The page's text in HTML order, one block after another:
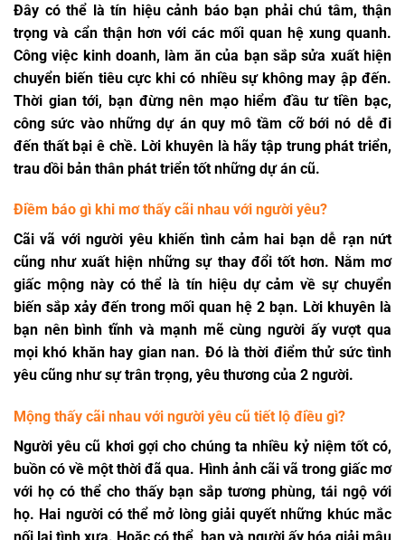
Đây có thể là tín hiệu cảnh báo bạn phải chú tâm, thận
trọng và cẩn thận hơn với các mối quan hệ xung quanh.
Công việc kinh doanh, làm ăn của bạn sắp sửa xuất hiện
chuyển biến tiêu cực khi có nhiều sự không may ập đến.
Thời gian tới, bạn đừng nên mạo hiểm đầu tư tiền bạc,
công sức vào những dự án quy mô tầm cỡ bới nó dễ đi
đến thất bại ê chề. Lời khuyên là hãy tập trung phát triển,
trau dồi bản thân phát triển tốt những dự án cũ.
Điềm báo gì khi mơ thấy cãi nhau với người yêu?
Cãi vã với người yêu khiến tình cảm hai bạn dễ rạn nứt
cũng như xuất hiện những sự thay đổi tốt hơn. Nằm mơ
giấc mộng này có thể là tín hiệu dự cảm về sự chuyển
biến sắp xảy đến trong mối quan hệ 2 bạn. Lời khuyên là
bạn nên bình tĩnh và mạnh mẽ cùng người ấy vượt qua
mọi khó khăn hay gian nan. Đó là thời điểm thử sức tình
yêu cũng như sự trân trọng, yêu thương của 2 người.
Mộng thấy cãi nhau với người yêu cũ tiết lộ điều gì?
Người yêu cũ khơi gợi cho chúng ta nhiều kỷ niệm tốt có,
buồn có về một thời đã qua. Hình ảnh cãi vã trong giấc mơ
với họ có thể cho thấy bạn sắp tương phùng, tái ngộ với
họ. Hai người có thể mở lòng giải quyết những khúc mắc